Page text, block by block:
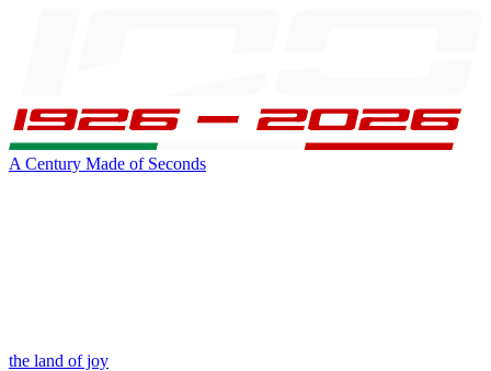
A Century Made of Seconds
the land of joy